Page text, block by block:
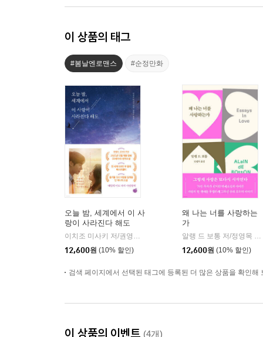
이 상품의 태그
#봄날엔로맨스 #순정만화
오늘 밤, 세계에서 이 사
랑이 사라진다 해도
이치조 미사키 저/권영주 역
12,600원 (10% 할인)
왜 나는 너를 사랑하는
가
알랭 드 보통 저/정영목 역
12,600원 (10% 할인)
검색 페이지에서 선택된 태그에 등록된 더 많은 상품을 확인해
이 상품의 이벤트 (4개)